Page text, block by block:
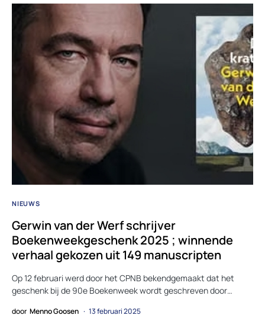
NIEUWS
Gerwin van der Werf schrijver
Boekenweekgeschenk 2025 ; winnende
verhaal gekozen uit 149 manuscripten
Op 12 februari werd door het CPNB bekendgemaakt dat het
geschenk bij de 90e Boekenweek wordt geschreven door…
door Menno Goosen 13 februari 2025